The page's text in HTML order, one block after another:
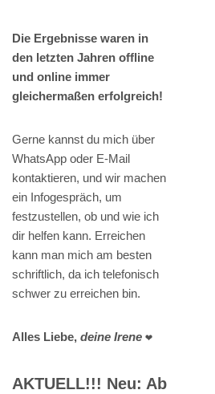
Die Ergebnisse waren in
den letzten Jahren offline
und online immer
gleichermaßen erfolgreich!
Gerne kannst du mich über
WhatsApp oder E-Mail
kontaktieren, und wir machen
ein Infogespräch, um
festzustellen, ob und wie ich
dir helfen kann. Erreichen
kann man mich am besten
schriftlich, da ich telefonisch
schwer zu erreichen bin.
Alles Liebe, deine Irene ❤️
AKTUELL!!! Neu: Ab